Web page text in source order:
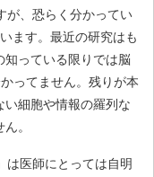
が、恐らく分かってい
ます。最近の研究はも
知っている限りでは脳
ってません。残りが本
い細胞や情報の羅列な
。
は医師にとっては自明